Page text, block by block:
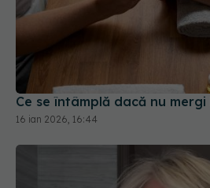
Ce se întâmplă dacă nu mergi
16 ian 2026, 16:44